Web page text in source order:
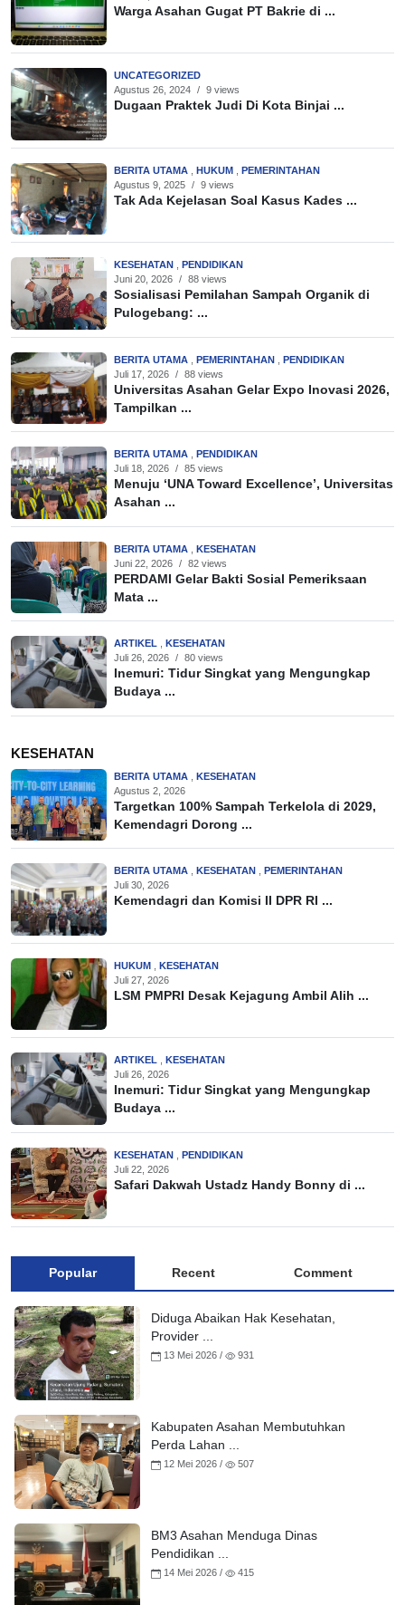
Warga Asahan Gugat PT Bakrie di ...
UNCATEGORIZED
Agustus 26, 2024 / 9 views
Dugaan Praktek Judi Di Kota Binjai ...
BERITA UTAMA HUKUM
PEMERINTAHAN
Agustus 9, 2025 / 9 views
Tak Ada Kejelasan Soal Kasus Kades ...
KESEHATAN
PENDIDIKAN
Juni 20, 2026 / 88 views
Sosialisasi Pemilahan Sampah Organik di
Pulogebang: ...
BERITA UTAMA PEMERINTAHAN
PENDIDIKAN
Juli 17, 2026 / 88 views
Universitas Asahan Gelar Expo Inovasi 2026,
Tampilkan ...
BERITA UTAMA
PENDIDIKAN
Juli 18, 2026 / 85 views
Menuju ‘UNA Toward Excellence’, Universitas
Asahan ...
BERITA UTAMA
KESEHATAN
Juni 22, 2026 / 82 views
PERDAMI Gelar Bakti Sosial Pemeriksaan
Mata ...
ARTIKEL
KESEHATAN
Juli 26, 2026 / 80 views
Inemuri: Tidur Singkat yang Mengungkap
Budaya ...
KESEHATAN
BERITA UTAMA
KESEHATAN
Agustus 2, 2026
Targetkan 100% Sampah Terkelola di 2029,
Kemendagri Dorong ...
BERITA UTAMA KESEHATAN
PEMERINTAHAN
Juli 30, 2026
Kemendagri dan Komisi II DPR RI ...
HUKUM
KESEHATAN
Juli 27, 2026
LSM PMPRI Desak Kejagung Ambil Alih ...
ARTIKEL
KESEHATAN
Juli 26, 2026
Inemuri: Tidur Singkat yang Mengungkap
Budaya ...
KESEHATAN
PENDIDIKAN
Juli 22, 2026
Safari Dakwah Ustadz Handy Bonny di ...
Popular Recent Comment
Diduga Abaikan Hak Kesehatan,
Provider ...
13 Mei 2026 / 931
Kabupaten Asahan Membutuhkan
Perda Lahan ...
12 Mei 2026 / 507
BM3 Asahan Menduga Dinas
Pendidikan ...
14 Mei 2026 / 415